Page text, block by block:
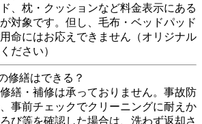
、枕・クッションなど料金表示にある
対象です。但し、毛布・ベッドパッド
命にはお応えできません（オリジナル
ださい）
修繕はできる？
繕・補修は承っておりません。事故防
事前チェックでクリーニングに耐えか
び等を確認した場合は、洗わず返却さ